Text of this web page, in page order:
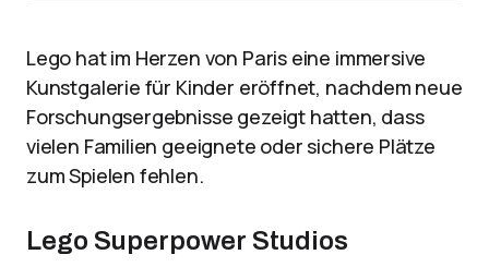
Lego hat im Herzen von Paris eine immersive
Kunstgalerie für Kinder eröffnet, nachdem neue
Forschungsergebnisse gezeigt hatten, dass
vielen Familien geeignete oder sichere Plätze
zum Spielen fehlen.
Lego Superpower Studios